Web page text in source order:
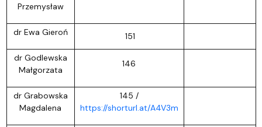
Przemysław
dr Ewa Gieroń 151
dr Godlewska
Małgorzata
146
dr Grabowska
Magdalena
145 /
https://shorturl.at/A4V3m